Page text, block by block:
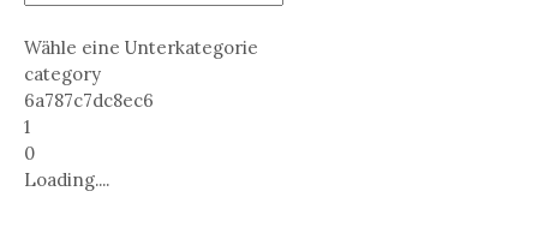
Wähle eine Unterkategorie
category
6a787c7dc8ec6
1
0
Loading....